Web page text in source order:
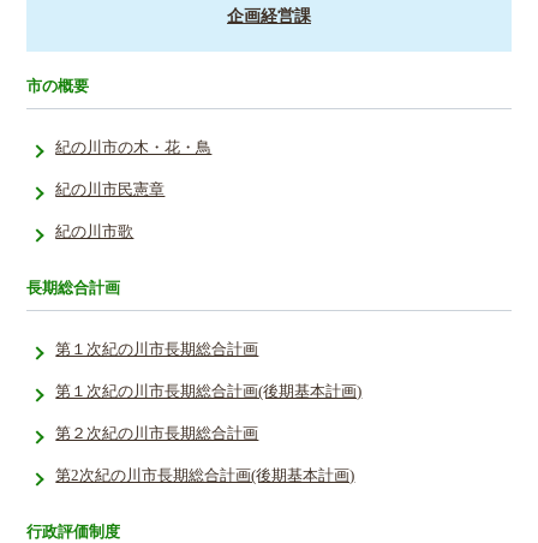
企画経営課
市の概要
紀の川市の木・花・鳥
紀の川市民憲章
紀の川市歌
長期総合計画
第１次紀の川市長期総合計画
第１次紀の川市長期総合計画(後期基本計画)
第２次紀の川市長期総合計画
第2次紀の川市長期総合計画(後期基本計画)
行政評価制度